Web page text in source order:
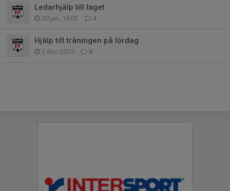
Ledarhjälp till laget
20 jan, 14:02 4
Hjälp till träningen på lördag
2 dec 2025 8